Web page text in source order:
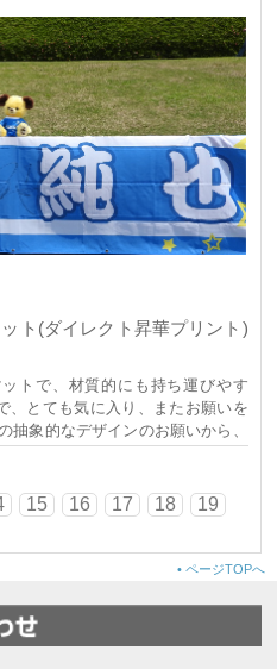
ト(ダイレクト昇華プリント)
トで、材質的にも持ち運びやす
、とても気に入り、またお願いを
抽象的なデザインのお願いから、
き、とてもいいものになりまし
！
15 16 17 18
19
• ページTOPへ